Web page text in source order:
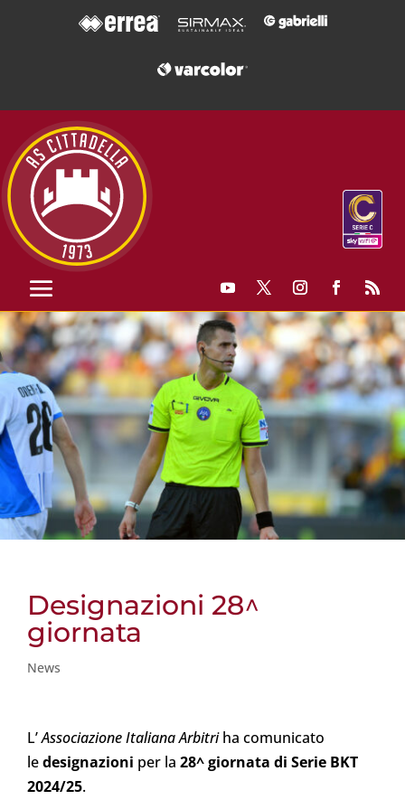
Designazioni 28^
giornata
News
L’Associazione Italiana Arbitriha comunicato
ledesignazioni per la 28^ giornata di Serie BKT
2024/25.